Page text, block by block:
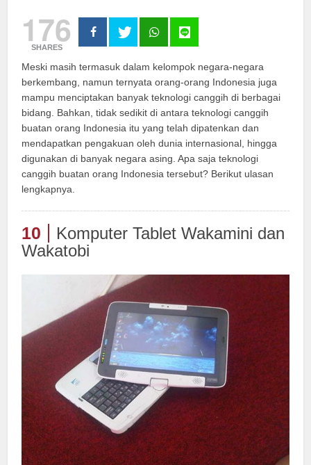
176
SHARES
Meski masih termasuk dalam kelompok negara-negara
berkembang, namun ternyata orang-orang Indonesia juga
mampu menciptakan banyak teknologi canggih di berbagai
bidang. Bahkan, tidak sedikit di antara teknologi canggih
buatan orang Indonesia itu yang telah dipatenkan dan
mendapatkan pengakuan oleh dunia internasional, hingga
digunakan di banyak negara asing. Apa saja teknologi
canggih buatan orang Indonesia tersebut? Berikut ulasan
lengkapnya.
10
Komputer Tablet Wakamini dan
Wakatobi